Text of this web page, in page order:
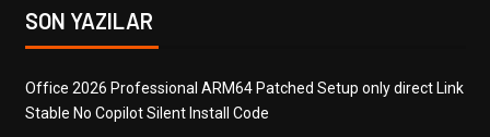
SON YAZILAR
Office 2026 Professional ARM64 Patched Setup only direct Link
Stable No Copilot Silent Install Code